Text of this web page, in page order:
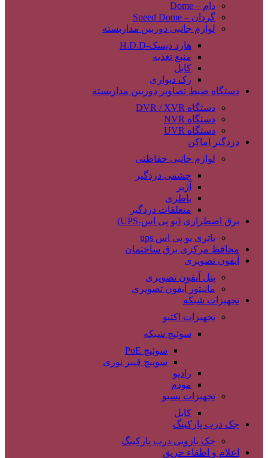
دام – Dome
گردان – Speed Dome
لوازم جانبی دوربین مداربسته
هارد دیسک-H.D.D
منبع تغذیه
کابل
رک دیواری
دستگاه ضبط تصاویر دوربین مداربسته
دستگاه DVR / XVR
دستگاه NVR
دستگاه UVR
دزدگیر اماکن
لوازم جانبی حفاظتی
چشمی دزدگیر
آژیر
باطری
متعلقات دزدگیر
برق اضطراری (یو پی اس-UPS)
باتری یو پی اس ups
محافظ مرکزی برق ساختمان
آیفون تصویری
پنل آیفون تصویری
مانیتور آیفون تصویری
تجهیزات شبکه
تجهیزات اکتیو
سوئیچ شبکه
سوئیچ PoE
سوییچ فیبر نوری
رادیو
مودم
تجهیزات پسیو
کابل
جک درب پارکینگ
جک بازویی درب پارکینگ
اعلام و اطفاء حریق